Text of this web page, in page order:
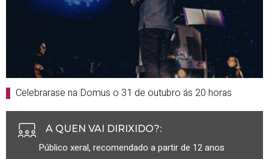
Celebrarase na Domus o 31 de outubro ás 20 horas
A QUEN VAI DIRIXIDO?:
Público xeral, recomendado a partir de 12 anos